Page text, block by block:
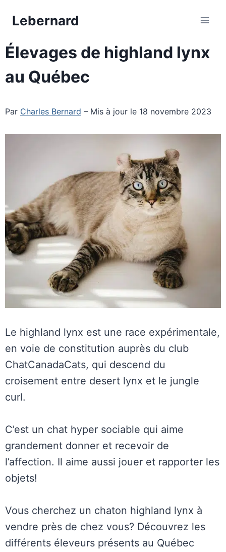
contenu
Lebernard
Élevages de highland lynx
au Québec
Par Charles Bernard – Mis à jour le 18 novembre 2023
Le highland lynx est une race expérimentale,
en voie de constitution auprès du club
ChatCanadaCats, qui descend du
croisement entre desert lynx et le jungle
curl.
C’est un chat hyper sociable qui aime
grandement donner et recevoir de
l’affection. Il aime aussi jouer et rapporter les
objets!
Vous cherchez un chaton highland lynx à
vendre près de chez vous? Découvrez les
différents éleveurs présents au Québec